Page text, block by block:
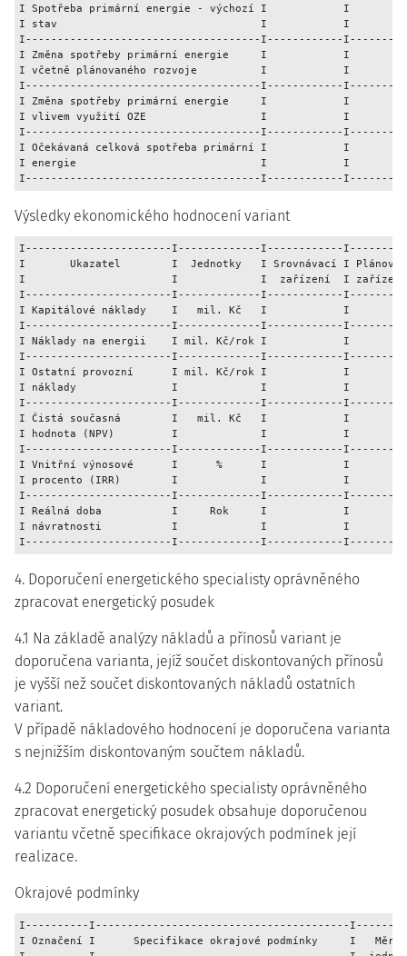
I Spotřeba primární energie - výchozí I            I
I stav                                I            I
I-------------------------------------I------------
I Změna spotřeby primární energie     I            I
I včetně plánovaného rozvoje          I            I
I-------------------------------------I------------
I Změna spotřeby primární energie     I            I
I vlivem využití OZE                  I            I
I-------------------------------------I------------
I Očekávaná celková spotřeba primární I            I
I energie                             I            I
Výsledky ekonomického hodnocení variant
I-----------------------I-------------I------------
I       Ukazatel        I  Jednotky   I Srovnávací I
I                       I             I  zařízení  I zařízení
I-----------------------I-------------I------------
I Kapitálové náklady    I   mil. Kč   I            I
I-----------------------I-------------I------------
I Náklady na energii    I mil. Kč/rok I            I
I-----------------------I-------------I------------
I Ostatní provozní      I mil. Kč/rok I            I
I náklady               I             I            I
I-----------------------I-------------I------------
I Čistá současná        I   mil. Kč   I            I
I hodnota (NPV)         I             I            I
I-----------------------I-------------I------------
I Vnitřní výnosové      I      %      I            I
I procento (IRR)        I             I            I
I-----------------------I-------------I------------
I Reálná doba           I     Rok     I            I
I návratnosti           I             I            I
4. Doporučení energetického specialisty oprávněného
zpracovat energetický posudek
4.1 Na základě analýzy nákladů a přínosů variant je
doporučena varianta, jejíž součet diskontovaných přínosů
je vyšší než součet diskontovaných nákladů ostatních
variant.
V případě nákladového hodnocení je doporučena varianta
s nejnižším diskontovaným součtem nákladů.
4.2 Doporučení energetického specialisty oprávněného
zpracovat energetický posudek obsahuje doporučenou
variantu včetně specifikace okrajových podmínek její
realizace.
Okrajové podmínky
I----------I----------------------------------------
I Označení I      Specifikace okrajové podmínky     I